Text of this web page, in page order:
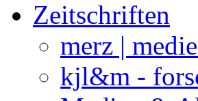
Zeitschriften
merz |
kjl&m -